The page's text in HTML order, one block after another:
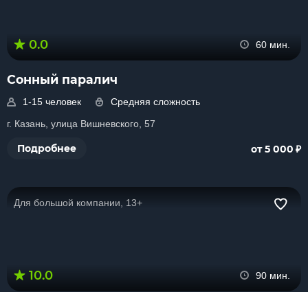
0.0 60 мин.
Сонный паралич
1-15 человек
Средняя сложность
г. Казань, улица Вишневского, 57
Подробнее от 5 000 ₽
Для большой компании, 13+
10.0 90 мин.